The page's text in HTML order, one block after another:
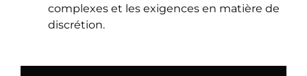
complexes et les exigences en matière de
discrétion.